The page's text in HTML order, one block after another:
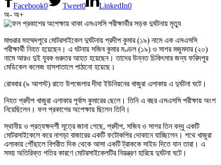
Facebook0 Tweet0 LinkedIn0
অ- অ+
মাগুরার মহম্মদপুরে মোটরসাইকেল দুর্ঘটনায় প্রদীপ কুমার (১৯) নামে এক এসএসসি
পরীক্ষার্থী নিহত হয়েছেন। এ ঘটনায় সজিব কুমার মণ্ডল (১৯) ও সাগর মজুমদার (২০)
নামে আরও দুই যুবক গুরুতর আহত হয়েছেন। তাদের উন্নত চিকিৎসার জন্য ফরিদপুর
মেডিকেল কলেজ হাসপাতালে পাঠানো হয়েছে।
রোববার (৯ আগস্ট) রাতে উপজেলার দীঘা ইউনিয়নের খাজুরা এলাকায় এ দুর্ঘটনা ঘটে।
নিহত প্রদীপ খাজুরা এলাকার পূর্বাস কুমারের ছেলে। তিনি এ বছর এসএসসি পরীক্ষায় অংশ
নিয়েছিলেন। ফল প্রকাশের অপেক্ষায় ছিলেন তিনি।
স্থানীয় ও প্রত্যক্ষদর্শী সূত্রে জানা গেছে, প্রদীপ, সজিব ও সাগর তিন বন্ধু একটি
মোটরসাইকেলে করে নাগড়া বাজারের একটি ফটোকপির দোকানে যাচ্ছিলেন। পথে খাজুরা
এলাকায় পৌঁছালে বিপরীত দিক থেকে আসা একটি ট্রাককে সাইড দিতে যান তারা। এ
সময় অতিরিক্ত গতির কারণে মোটরসাইকেলটির নিয়ন্ত্রণ হারিয়ে দুর্ঘটনা ঘটে।